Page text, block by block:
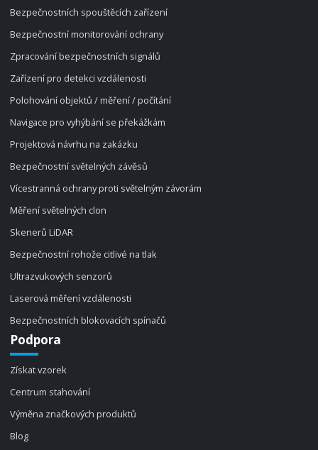
Bezpečnostních spouštěcích zařízení
Bezpečnostní monitorování ochrany
Zpracování bezpečnostních signálů
Zařízení pro detekci vzdálenosti
Polohování objektů / měření / počítání
Navigace pro vyhýbání se překážkám
Projektová návrhu na zakázku
Bezpečnostní světelných závěsů
Vícestranná ochrany proti světelným závorám
Měření světelných clon
Skenerů LiDAR
Bezpečnostní rohože citlivé na tlak
Ultrazvukových senzorů
Laserová měření vzdálenosti
Bezpečnostních blokovacích spínačů
Podpora
Získat vzorek
Centrum stahování
Výměna značkových produktů
Blog